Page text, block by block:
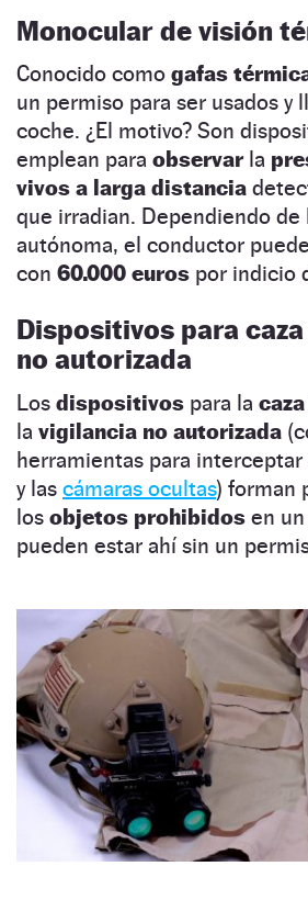
Monocular de visión
Conocido como gafas
un permiso para ser usados y
coche. ¿El motivo? Son
emplean para observar la
vivos a larga distancia
que irradian. Dependiendo de
autónoma, el conductor
con 60.000 euros por indicio
Dispositivos para
no autorizada
Los dispositivos para la
la vigilancia no autorizada
herramientas para
y las cámaras ocultas) forman
los objetos prohibidos en
pueden estar ahí sin un